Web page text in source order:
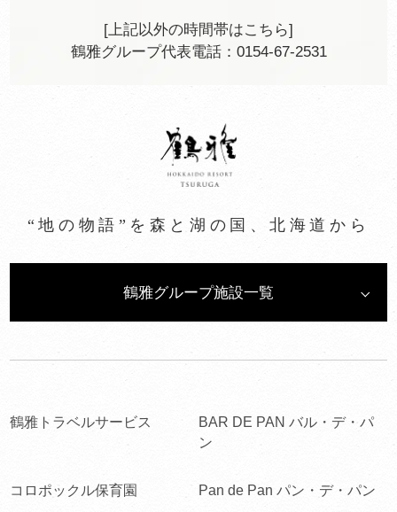
[上記以外の時間帯はこちら]
鶴雅グループ代表電話：0154-67-2531
“地の物語”を森と湖の国、北海道から
鶴雅グループ施設一覧
鶴雅トラベルサービス
BAR DE PAN バル・デ・パ
ン
コロポックル保育園 Pan de Pan パン・デ・パン